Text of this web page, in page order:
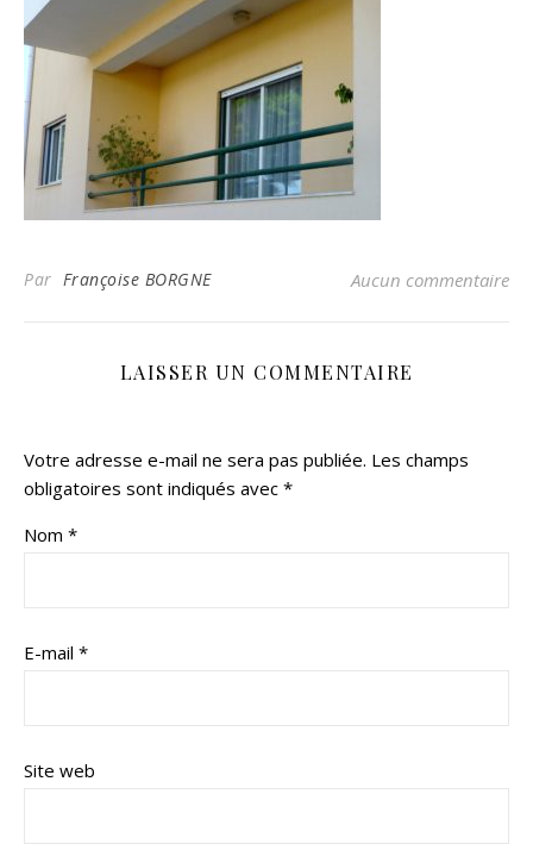
Par Françoise BORGNE Aucun commentaire
LAISSER UN COMMENTAIRE
Votre adresse e-mail ne sera pas publiée. Les champs
obligatoires sont indiqués avec *
Nom *
E-mail *
Site web